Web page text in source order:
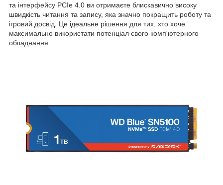
та інтерфейсу PCIe 4.0 ви отримаєте блискавично високу
швидкість читання та запису, яка значно покращить роботу та
ігровий досвід. Це ідеальне рішення для тих, хто хоче
максимально використати потенціал свого комп'ютерного
обладнання.